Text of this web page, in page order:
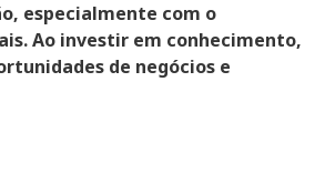
especialmente com o
Ao investir em conhecimento,
de negócios e